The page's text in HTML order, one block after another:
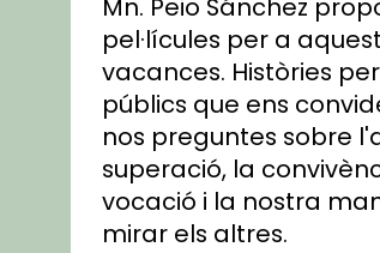
Mn. Peio Sánchez
pel·lícules per a
vacances. Històries
públics que ens
nos preguntes sobre
superació, la
vocació i la nostra
mirar els altres.